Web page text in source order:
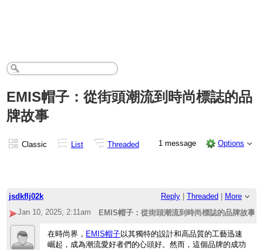
EMIS帽子：從街頭潮流到時尚標誌的品
牌故事
Classic List Threaded 1 message Options
jsdkflj02k Reply Threaded
More
Jan 10, 2025; 2:11am
EMIS帽子：從街頭潮流到時尚標誌的品牌故事
在時尚界， EMIS帽子以其獨特的設計和高品質的工藝迅速
崛起 ， 成為潮流愛好者們的心頭好。然而，這個品牌的成功